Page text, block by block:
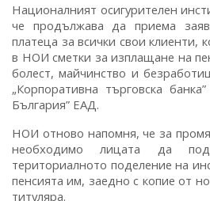
Националният осигурителен
че продължава да приема
платеца за всички свои клиенти,
в НОИ сметки за изплащане на
болест, майчинство и
„Корпоративна търговска
България” ЕАД.
НОИ отново напомня, че за
необходимо лицата да
териториалното поделение на
пенсията им, заедно с копие от
титуляра.